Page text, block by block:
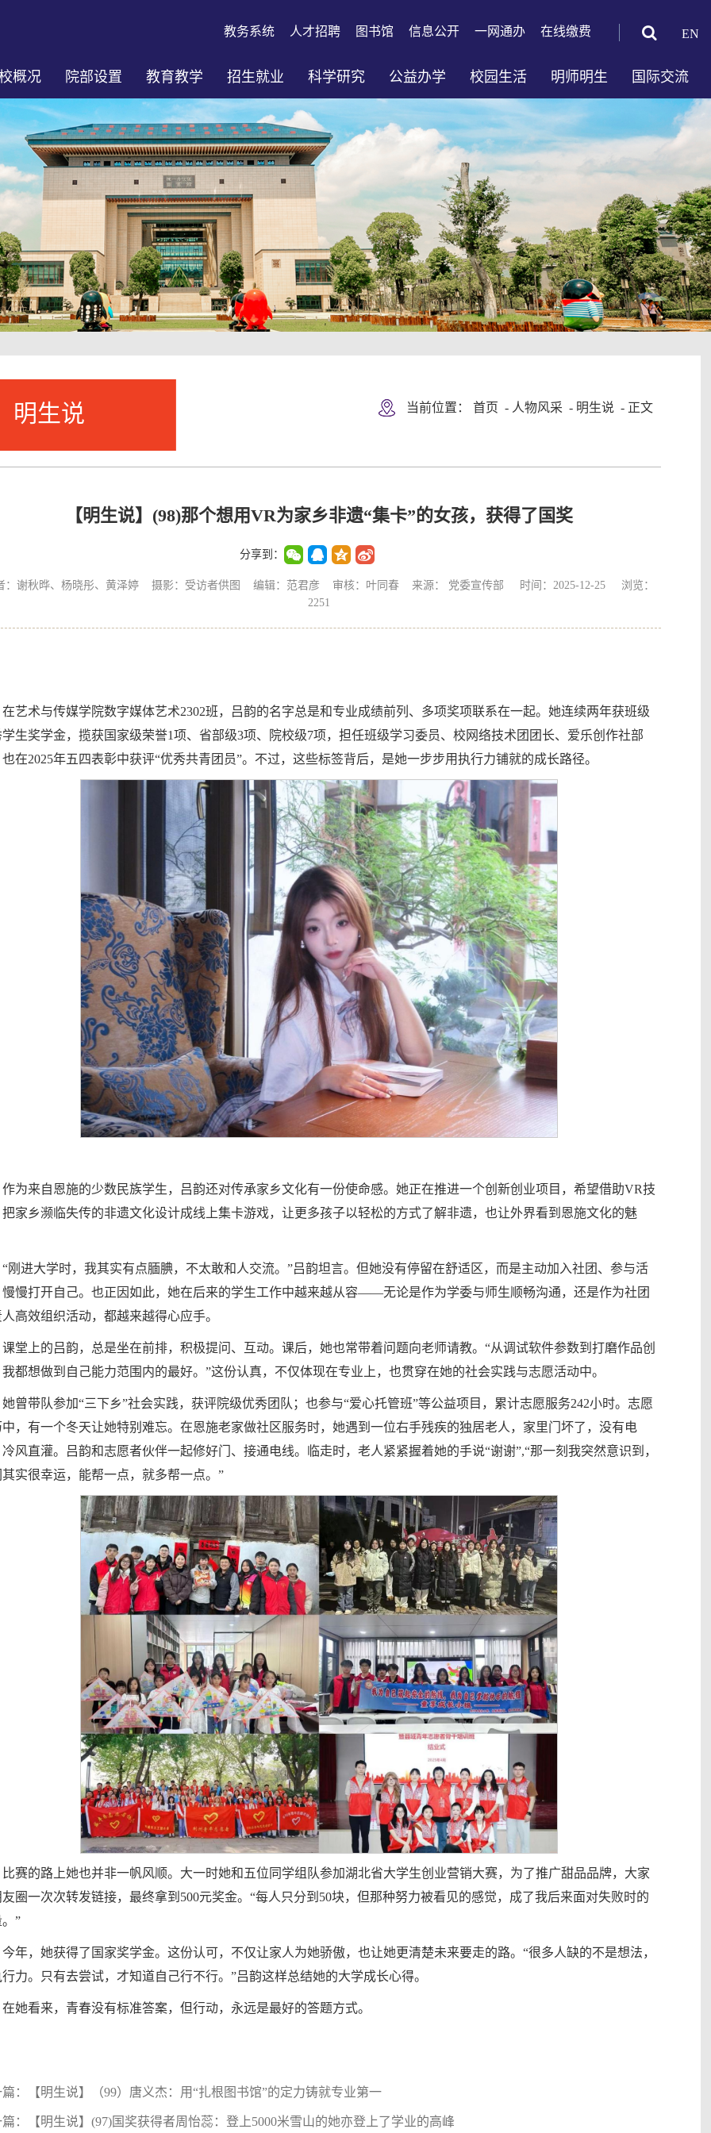
EN
教务系统 人才招聘 图书馆 信息公开 一网通办 在线缴费
概况 院部设置 教育教学 招生就业 科学研究 公益办学 校园生活 明师明生 国际交流
明生说 当前位置： 首页 - 人物风采 - 明生说- 正文
【明生说】(98)那个想用VR为家乡非遗“集卡”的女孩，获得了国奖
分享到：
：谢秋晔、杨晓彤、黄泽婷 摄影：受访者供图 编辑：范君彦 审核：叶同春 来源： 党委宣传部 时间：2025-12-25 浏览：
2251
在艺术与传媒学院数字媒体艺术2302班，吕韵的名字总是和专业成绩前列、多项奖项联系在一起。她连续两年获班级
生奖学金，揽获国家级荣誉1项、省部级3项、院校级7项，担任班级学习委员、校网络技术团团长、爱乐创作社部
在2025年五四表彰中获评“优秀共青团员”。不过，这些标签背后，是她一步步用执行力铺就的成长路径。
作为来自恩施的少数民族学生，吕韵还对传承家乡文化有一份使命感。她正在推进一个创新创业项目，希望借助VR技
家乡濒临失传的非遗文化设计成线上集卡游戏，让更多孩子以轻松的方式了解非遗，也让外界看到恩施文化的魅
“刚进大学时，我其实有点腼腆，不太敢和人交流。”吕韵坦言。但她没有停留在舒适区，而是主动加入社团、参与活
慢慢打开自己。也正因如此，她在后来的学生工作中越来越从容——无论是作为学委与师生顺畅沟通，还是作为社团
高效组织活动，都越来越得心应手。
课堂上的吕韵，总是坐在前排，积极提问、互动。课后，她也常带着问题向老师请教。“从调试软件参数到打磨作品创
都想做到自己能力范围内的最好。”这份认真，不仅体现在专业上，也贯穿在她的社会实践与志愿活动中。
她曾带队参加“三下乡”社会实践，获评院级优秀团队；也参与“爱心托管班”等公益项目，累计志愿服务242小时。志愿
，有一个冬天让她特别难忘。在恩施老家做社区服务时，她遇到一位右手残疾的独居老人，家里门坏了，没有电
风直灌。吕韵和志愿者伙伴一起修好门、接通电线。临走时，老人紧紧握着她的手说“谢谢”,“那一刻我突然意识到，
实很幸运，能帮一点，就多帮一点。”
比赛的路上她也并非一帆风顺。大一时她和五位同学组队参加湖北省大学生创业营销大赛，为了推广甜品品牌，大家
圈一次次转发链接，最终拿到500元奖金。“每人只分到50块，但那种努力被看见的感觉，成了我后来面对失败时的
”
今年，她获得了国家奖学金。这份认可，不仅让家人为她骄傲，也让她更清楚未来要走的路。“很多人缺的不是想法，
力。只有去尝试，才知道自己行不行。”吕韵这样总结她的大学成长心得。
在她看来，青春没有标准答案，但行动，永远是最好的答题方式。
： 【明生说】（99）唐义杰：用“扎根图书馆”的定力铸就专业第一
： 【明生说】(97)国奖获得者周怡蕊：登上5000米雪山的她亦登上了学业的高峰